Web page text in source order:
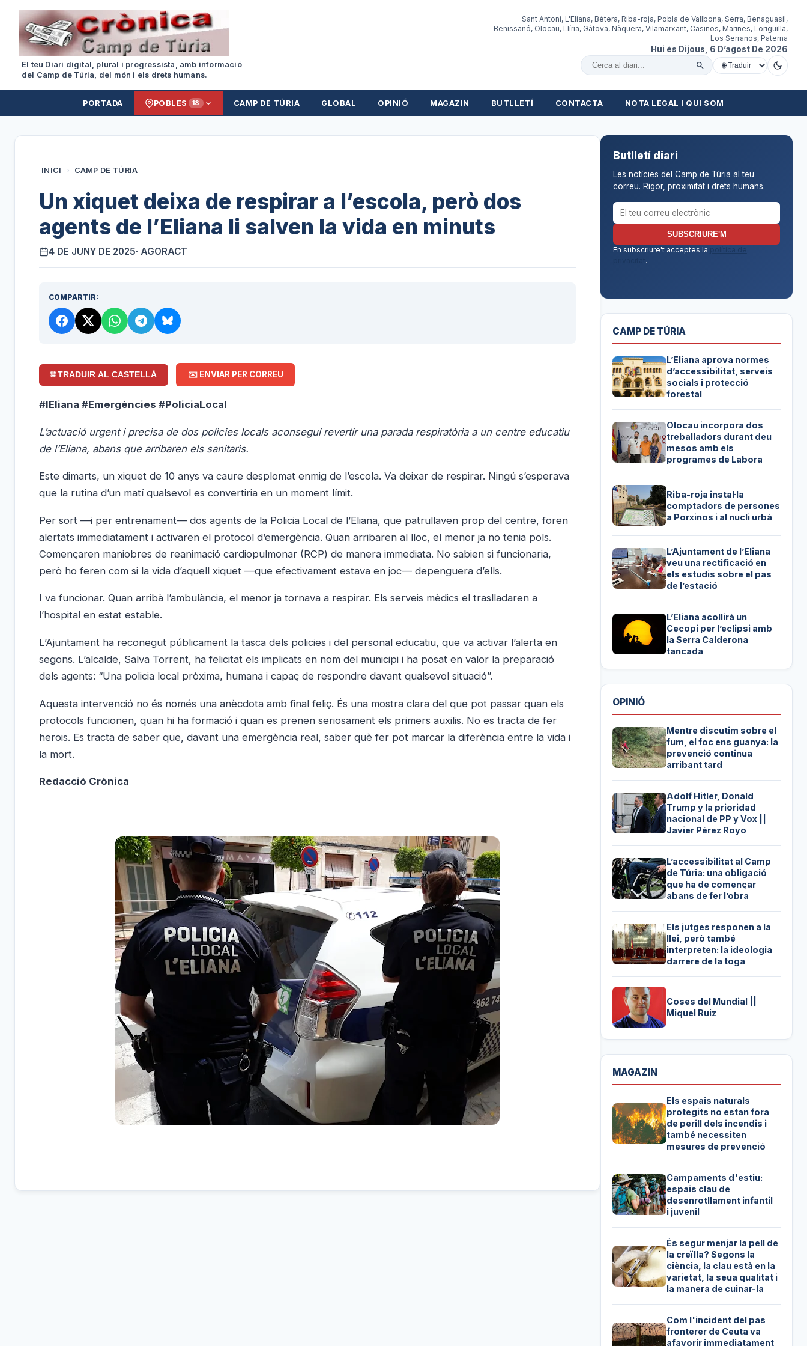
El teu Diari digital, plural i progressista, amb informació
del Camp de Túria, del món i els drets humans.
Sant Antoni, L'Eliana, Bétera, Riba-roja, Pobla de Vallbona, Serra, Benaguasil,
Benissanó, Olocau, Llíria, Gàtova, Nàquera, Vilamarxant, Casinos, Marines, Loriguilla,
Los Serranos, Paterna
Hui és Dijous, 6 D’agost De 2026
Cercar al diari
PORTADA POBLES 18 CAMP DE TÚRIA GLOBAL OPINIÓ MAGAZIN BUTLLETÍ CONTACTA NOTA LEGAL I QUI SOM
INICI › CAMP DE TÚRIA
Un xiquet deixa de respirar a l’escola, però dos
agents de l’Eliana li salven la vida en minuts
4 DE JUNY DE 2025· AGORACT
COMPARTIR:
🌐 TRADUIR AL CASTELLÀ ✉️ ENVIAR PER CORREU
#lEliana #Emergències #PoliciaLocal
L’actuació urgent i precisa de dos policies locals aconseguí revertir una parada respiratòria a un centre educatiu
de l’Eliana, abans que arribaren els sanitaris.
Este dimarts, un xiquet de 10 anys va caure desplomat enmig de l’escola. Va deixar de respirar. Ningú s’esperava
que la rutina d’un matí qualsevol es convertiria en un moment límit.
Per sort —i per entrenament— dos agents de la Policia Local de l’Eliana, que patrullaven prop del centre, foren
alertats immediatament i activaren el protocol d’emergència. Quan arribaren al lloc, el menor ja no tenia pols.
Començaren maniobres de reanimació cardiopulmonar (RCP) de manera immediata. No sabien si funcionaria,
però ho feren com si la vida d’aquell xiquet —que efectivament estava en joc— depenguera d’ells.
I va funcionar. Quan arribà l’ambulància, el menor ja tornava a respirar. Els serveis mèdics el traslladaren a
l’hospital en estat estable.
L’Ajuntament ha reconegut públicament la tasca dels policies i del personal educatiu, que va activar l’alerta en
segons. L’alcalde, Salva Torrent, ha felicitat els implicats en nom del municipi i ha posat en valor la preparació
dels agents: “Una policia local pròxima, humana i capaç de respondre davant qualsevol situació”.
Aquesta intervenció no és només una anècdota amb final feliç. És una mostra clara del que pot passar quan els
protocols funcionen, quan hi ha formació i quan es prenen seriosament els primers auxilis. No es tracta de fer
herois. Es tracta de saber que, davant una emergència real, saber què fer pot marcar la diferència entre la vida i
la mort.
Redacció Crònica
Butlletí diari
Les notícies del Camp de Túria al teu
correu. Rigor, proximitat i drets humans.
Correu electrònic per al butlletí
SUBSCRIURE'M
En subscriure't acceptes la
política de
.
CAMP DE TÚRIA
L’Eliana aprova normes
d’accessibilitat, serveis
socials i protecció
forestal
Olocau incorpora dos
treballadors durant deu
mesos amb els
programes de Labora
Riba-roja instal·la
comptadors de persones
a Porxinos i al nucli urbà
L’Ajuntament de l’Eliana
veu una rectificació en
els estudis sobre el pas
de l’estació
L’Eliana acollirà un
Cecopi per l’eclipsi amb
la Serra Calderona
tancada
OPINIÓ
Mentre discutim sobre el
fum, el foc ens guanya: la
prevenció continua
arribant tard
Adolf Hitler, Donald
Trump y la prioridad
nacional de PP y Vox ||
Javier Pérez Royo
L’accessibilitat al Camp
de Túria: una obligació
que ha de començar
abans de fer l’obra
Els jutges responen a la
llei, però també
interpreten: la ideologia
darrere de la toga
Coses del Mundial ||
Miquel Ruiz
MAGAZIN
Els espais naturals
protegits no estan fora
de perill dels incendis i
també necessiten
mesures de prevenció
Campaments d'estiu:
espais clau de
desenrotllament infantil
i juvenil
És segur menjar la pell de
la creïlla? Segons la
ciència, la clau està en la
varietat, la seua qualitat i
la manera de cuinar-la
Com l'incident del pas
fronterer de Ceuta va
afavorir immediatament